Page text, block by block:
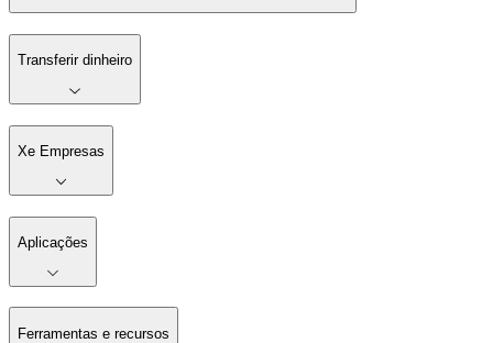
Transferir dinheiro
Xe Empresas
Aplicações
Ferramentas e recursos